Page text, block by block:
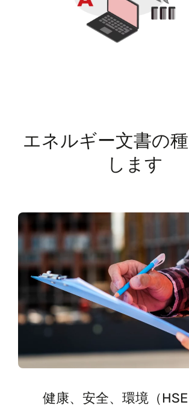
エネルギー文書の
します
健康、安全、環境（